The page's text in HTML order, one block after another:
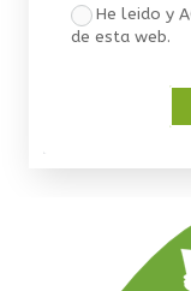
He leido y
de esta web.